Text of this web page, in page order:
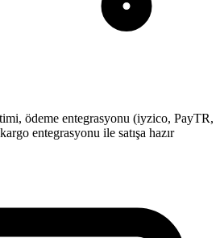
ödeme entegrasyonu (iyzico, PayTR,
entegrasyonu ile satışa hazır